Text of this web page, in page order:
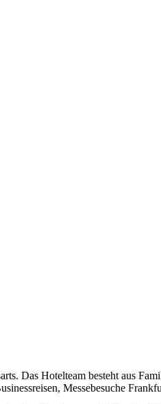
Das Hotelteam besteht aus
Messebesuche